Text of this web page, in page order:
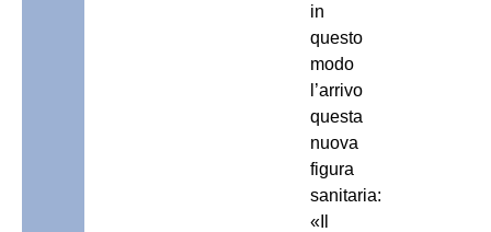
in
questo
modo
l’arrivo
questa
nuova
figura
sanitaria:
«Il